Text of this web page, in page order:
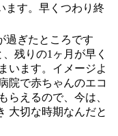
ます。早くつわり終
過ぎたところです
残りの1ヶ月が早く
います。イメージよ
院で赤ちゃんのエコ
らえるので、今は、
大切な時期なんだと